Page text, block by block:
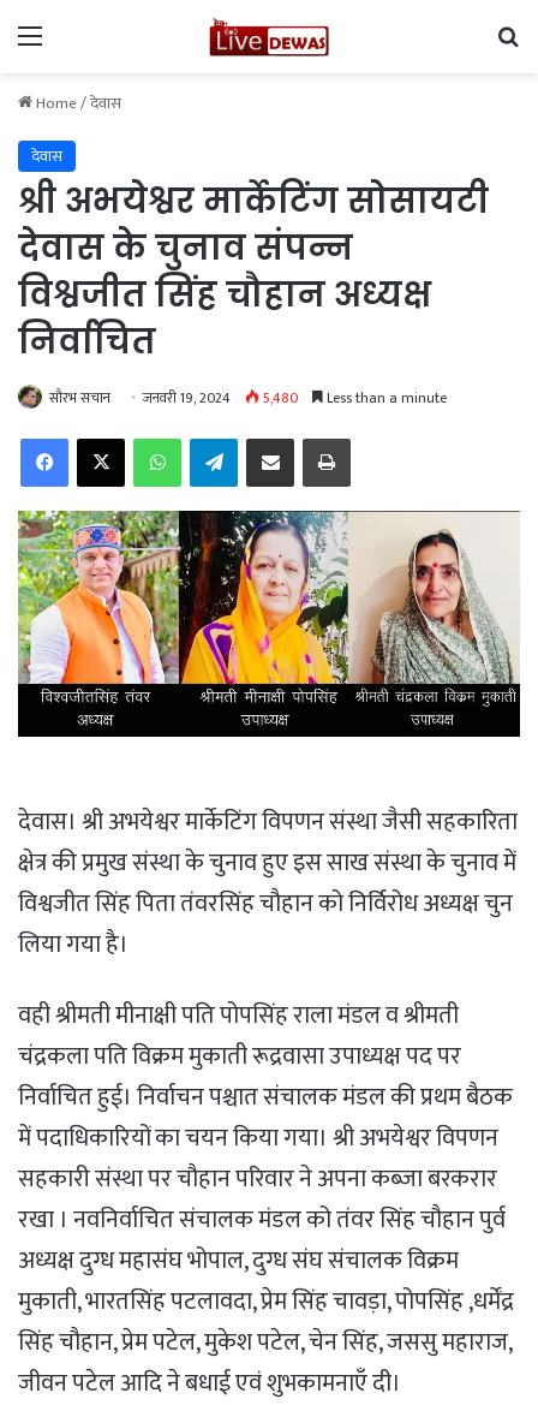
Menu
Home/देवास
देवास
श्री अभयेश्वर मार्केटिंग सोसायटी
देवास के चुनाव संपन्न
विश्वजीत सिंह चौहान अध्यक्ष
निर्वाचित
सौरभ सचान जनवरी 19, 2024 5,480 Less than a minute
FacebookX WhatsAppTelegramShare via Email Print
देवास। श्री अभयेश्वर मार्केटिंग विपणन संस्था जैसी सहकारिता
क्षेत्र की प्रमुख संस्था के चुनाव हुए इस साख संस्था के चुनाव में
विश्वजीत सिंह पिता तंवरसिंह चौहान को निर्विरोध अध्यक्ष चुन
लिया गया है।
वही श्रीमती मीनाक्षी पति पोपसिंह राला मंडल व श्रीमती
चंद्रकला पति विक्रम मुकाती रूद्रवासा उपाध्यक्ष पद पर
निर्वाचित हुई। निर्वाचन पश्चात संचालक मंडल की प्रथम बैठक
में पदाधिकारियों का चयन किया गया। श्री अभयेश्वर विपणन
सहकारी संस्था पर चौहान परिवार ने अपना कब्जा बरकरार
रखा । नवनिर्वाचित संचालक मंडल को तंवर सिंह चौहान पुर्व
अध्यक्ष दुग्ध महासंघ भोपाल, दुग्ध संघ संचालक विक्रम
मुकाती, भारतसिंह पटलावदा, प्रेम सिंह चावड़ा, पोपसिंह ,धर्मेंद्र
सिंह चौहान, प्रेम पटेल, मुकेश पटेल, चेन सिंह, जससु महाराज,
जीवन पटेल आदि ने बधाई एवं शुभकामनाएँ दी।